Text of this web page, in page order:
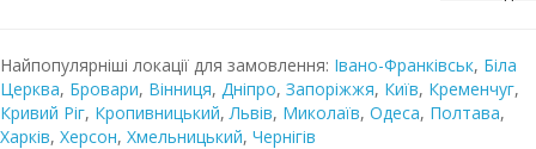
високою популярністю серед банківських установ і для
установки у великих супермаркетах, і будь-яких інших
підприємствах, через які проходить великий потік
готівки.
Найпопулярніші локації для замовлення: Івано-Франківськ, Біла
Церква, Бровари, Вінниця, Дніпро, Запоріжжя, Київ, Кременчуг,
Кривий Ріг, Кропивницький,Львів, Миколаїв, Одеса, Полтава,
Харків, Херсон, Хмельницький, Чернігів